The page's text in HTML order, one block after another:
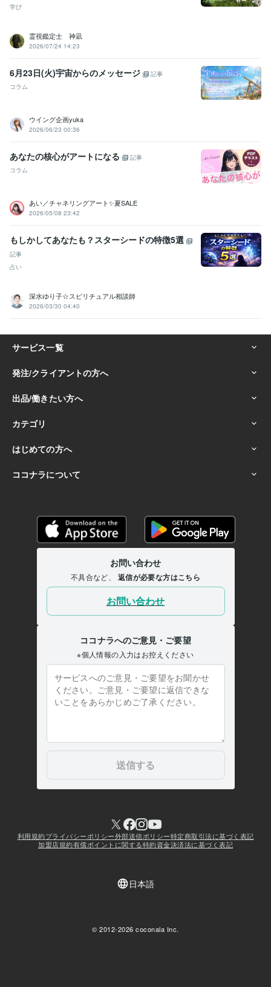
学び
霊視鑑定士 神凪
2026/07/24 14:23
6月23日(火)宇宙からのメッセージ
記事
コラム
ウイング企画yuka
2026/06/23 00:36
あなたの核心がアートになる
記事
コラム
あい／チャネリングアート✨夏SALE
2026/05/08 23:42
もしかしてあなたも？スターシードの特徴5選
記事
占い
深水ゆり子☆スピリチュアル相談師
2026/03/30 04:40